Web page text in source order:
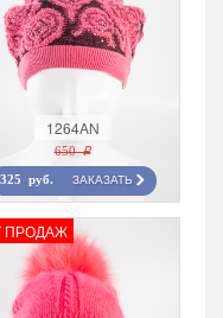
1264AN
650 r
325 руб. ЗАКАЗАТЬ
ПРОДАЖ